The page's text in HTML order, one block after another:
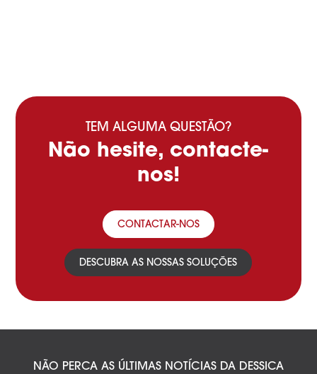
TEM ALGUMA QUESTÃO?
Não hesite, contacte-
nos!
CONTACTAR-NOS
DESCUBRA AS NOSSAS SOLUÇÕES
NÃO PERCA AS ÚLTIMAS NOTÍCIAS DA DESSICA